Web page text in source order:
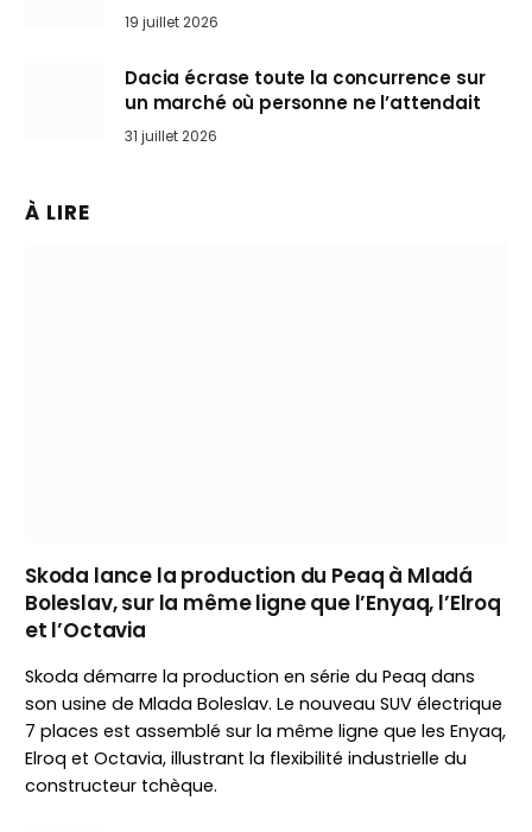
l’art de rouler cheveux au vent
19 juillet 2026
Dacia écrase toute la concurrence sur
un marché où personne ne l’attendait
31 juillet 2026
À LIRE
Skoda lance la production du Peaq à Mladá
Boleslav, sur la même ligne que l’Enyaq, l’Elroq
et l’Octavia
Skoda démarre la production en série du Peaq dans
son usine de Mlada Boleslav. Le nouveau SUV électrique
7 places est assemblé sur la même ligne que les Enyaq,
Elroq et Octavia, illustrant la flexibilité industrielle du
constructeur tchèque.